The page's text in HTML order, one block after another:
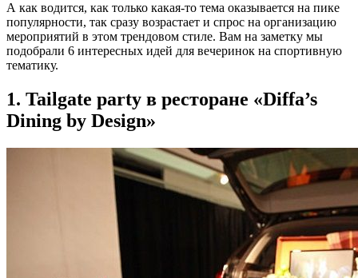
А как водится, как только какая-то тема оказывается на пике
популярности, так сразу возрастает и спрос на организацию
мероприятий в этом трендовом стиле. Вам на заметку мы
подобрали 6 интересных идей для вечеринок на спортивную
тематику.
1. Tailgate party в ресторане «Diffa’s
Dining by Design»